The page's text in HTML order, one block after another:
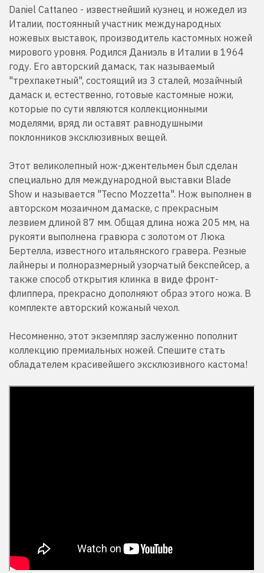
Daniel Cattaneo - известнейший кузнец и ножедел из
Италии, постоянный участник международных
ножевых выставок, производитель кастомных ножей
мирового уровня. Родился Даниэль в Италии в 1964
году. Его авторский дамаск, так называемый
"трехпакетный", состоящий из 3 сталей, мозайчный
дамаск и, естественно, готовые кастомные ножи,
которые по сути являются коллекционными
моделями, вряд ли оставят равнодушными
поклонников эксклюзивных вещей.
Этот великолепный нож-джентельмен был сделан
специально для международной выставки Blade
Show и называется "Tecno Mozzetta". Нож выполнен в
авторском мозаичном дамаске, с прекрасным
лезвием длиной 87 мм. Общая длина ножа 205 мм, на
рукояти выполнена гравюра с золотом от Люка
Бертелла, известного итальянского гравера. Резные
лайнеры и полноразмерный узорчатый бекспейсер, а
также способ открытия клинка в виде фронт-
флиппера, прекрасно дополняют образ этого ножа. В
комплекте авторский кожаный чехол.
Несомненно, этот экземпляр заслуженно пополнит
коллекцию премиальных ножей. Спешите стать
обладателем красивейшего эксклюзивного кастома!